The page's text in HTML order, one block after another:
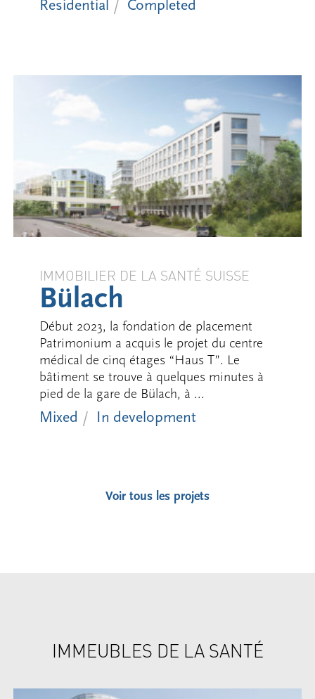
Residential Completed
IMMOBILIER DE LA SANTÉ SUISSE
Bülach
Début 2023, la fondation de placement
Patrimonium a acquis le projet du centre
médical de cinq étages “Haus T”. Le
bâtiment se trouve à quelques minutes à
pied de la gare de Bülach, à ...
Mixed In development
Voir tous les projets
IMMEUBLES DE LA SANTÉ